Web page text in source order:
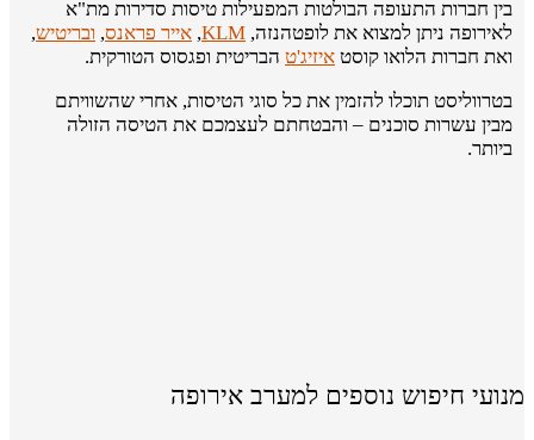
בין חברות התעופה הבולטות המפעילות טיסות סדירות מת"א
לאירופה ניתן למצוא את לופטהנזה, KLM
, אייר פראנס, ובריטיש,
ואת חברות הלואו קוסט איזיג'ט הבריטית ופגסוס הטורקית.
בטרווליסט תוכלו להזמין את כל סוגי הטיסות, אחרי שהשוויתם
מבין עשרות סוכנים – והבטחתם לעצמכם את הטיסה הזולה
ביותר.
מנועי חיפוש נוספים למערב אירופה